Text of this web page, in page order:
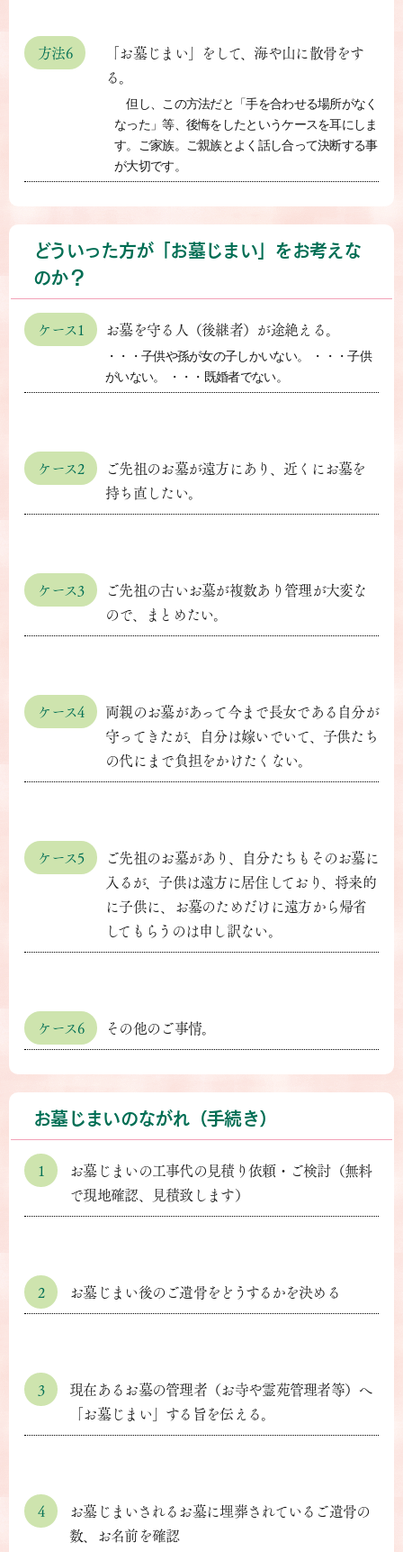
方法6
「お墓じまい」をして、海や山に散骨をす
る。
但し、この方法だと「手を合わせる場所がなく
なった」等、後悔をしたというケースを耳にしま
す。ご家族。ご親族とよく話し合って決断する事
が大切です。
どういった方が「お墓じまい」をお考えな
のか？
ケース1 お墓を守る人（後継者）が途絶える。
・・・子供や孫が女の子しかいない。 ・・・子供
がいない。 ・・・既婚者でない。
ケース2
ご先祖のお墓が遠方にあり、近くにお墓を
持ち直したい。
ケース3
ご先祖の古いお墓が複数あり管理が大変な
ので、まとめたい。
ケース4
両親のお墓があって今まで長女である自分が
守ってきたが、自分は嫁いでいて、子供たち
の代にまで負担をかけたくない。
ケース5
ご先祖のお墓があり、自分たちもそのお墓に
入るが、子供は遠方に居住しており、将来的
に子供に、お墓のためだけに遠方から帰省
してもらうのは申し訳ない。
ケース6 その他のご事情。
お墓じまいのながれ（手続き）
1
お墓じまいの工事代の見積り依頼・ご検討（無料
で現地確認、見積致します）
2 お墓じまい後のご遺骨をどうするかを決める
3
現在あるお墓の管理者（お寺や霊苑管理者等）へ
「お墓じまい」する旨を伝える。
4
お墓じまいされるお墓に埋葬されているご遺骨の
数、お名前を確認